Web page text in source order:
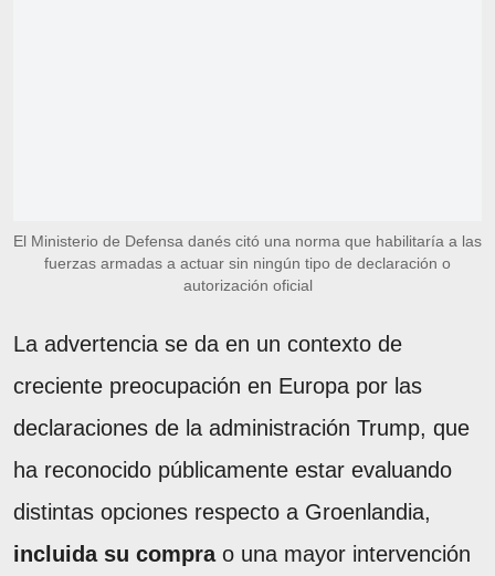
El Ministerio de Defensa danés citó una norma que habilitaría a las
fuerzas armadas a actuar sin ningún tipo de declaración o
autorización oficial
La advertencia se da en un contexto de
creciente preocupación en Europa por las
declaraciones de la administración Trump, que
ha reconocido públicamente estar evaluando
distintas opciones respecto a Groenlandia,
incluida su comprao una mayor intervención